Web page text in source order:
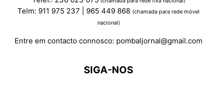
Telm: 911 975 237 | 965 449 868 (chamada para rede móvel
nacional)
Entre em contacto connosco: pombaljornal@gmail.com
SIGA-NOS